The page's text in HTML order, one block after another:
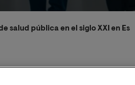
salud pública en el siglo XXI en